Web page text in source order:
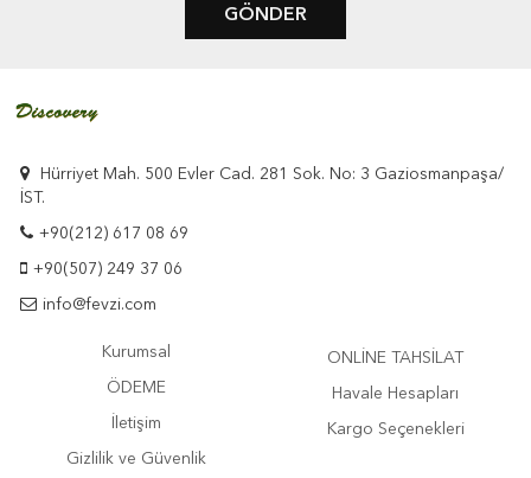
GÖNDER
Hürriyet Mah. 500 Evler Cad. 281 Sok. No: 3 Gaziosmanpaşa/
İST.
+90(212) 617 08 69
+90(507) 249 37 06
info@fevzi.com
Kurumsal
ÖDEME
İletişim
Gizlilik ve Güvenlik
ONLİNE TAHSİLAT
Havale Hesapları
Kargo Seçenekleri